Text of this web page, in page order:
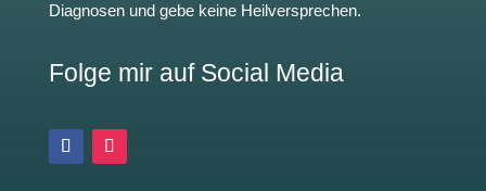
Diagnosen und gebe keine Heilversprechen.
Folge mir auf Social Media